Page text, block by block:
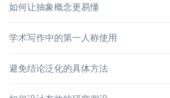
如何让抽象概念更易懂
学术写作中的第一人称使用
避免结论泛化的具体方法